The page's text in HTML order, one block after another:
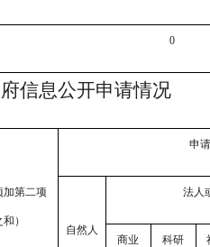
0
信息公开申请情况
加第二项
）
申
自然人
法人
商业 科研